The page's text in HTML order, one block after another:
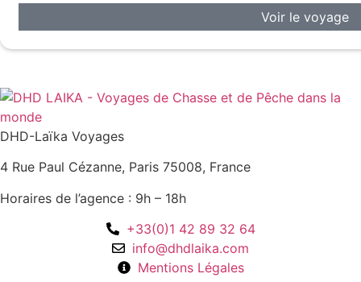
Voir le voyage
DHD-Laïka Voyages
4 Rue Paul Cézanne, Paris 75008, France
Horaires de l’agence : 9h – 18h
+33(0)1 42 89 32 64
info@dhdlaika.com
Mentions Légales